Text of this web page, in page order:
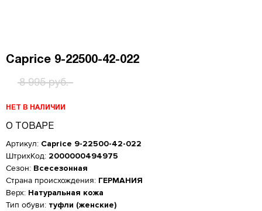
Caprice 9-22500-42-022
8 995 руб.
НЕТ В НАЛИЧИИ
О ТОВАРЕ
Артикул: Caprice 9-22500-42-022
ШтрихКод: 2000000494975
Сезон: Всесезонная
Страна происхождения: ГЕРМАНИЯ
Верх: Натуральная кожа
Тип обуви: туфли (женские)